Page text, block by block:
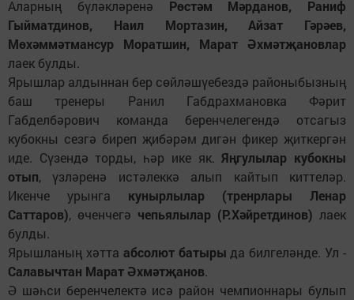
Аларның бүләкләренә Рөстәм Мәрданов, Раниф
Гыйматдинов, Наил Мортазин, Айзат Гәрәев,
Мөхәммәтмансур Моратшин, Марат Әхмәтҗановлар
лаек булды.
Ярышлар алдыннан бер сөйләшүебездә районыбызның
баш тренеры Ранил Габдрахмановка Фәрит
Габделбәрович команда беренчелегендә отсагыз
кубокны сезгә биреп җибәрәм дигән фикер җиткергән
иде. Сүзендә торды, һәр ике як.Яңгулылар кубокны
отып, үзләренә истәлеккә алып кайтып киттеләр.
Икенче урынга кунырлылар (тренрлары Ленар
Саттаров), өченчегә чепьялылар (Р.Хәйретдинов) лаек
булды.
Ярышланың хәтта абсолют батыры да билгеләнде. Ул -
Салавычтан Марат Әхмәтҗанов.
Ә шәһси беренчелектә исә район чемпионнары булып